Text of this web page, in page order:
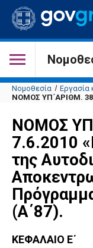
Νομοθεσία
Εργασία
ΝΟΜΟΣ ΥΠ΄ΑΡΙΘΜ.
ΝΟΜΟΣ
7.6.2010
της
(Α΄87).
ΚΕΦΑΛΑΙΟ Ε΄